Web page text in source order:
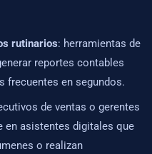
rutinarios: herramientas de
reportes contables
frecuentes en segundos.
de ventas o gerentes
en asistentes digitales que
o realizan